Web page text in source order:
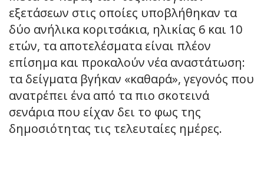
εξετάσεων στις οποίες υποβλήθηκαν τα
δύο ανήλικα κοριτσάκια, ηλικίας 6 και 10
ετών, τα αποτελέσματα είναι πλέον
επίσημα και προκαλούν νέα αναστάτωση:
τα δείγματα βγήκαν «καθαρά», γεγονός που
ανατρέπει ένα από τα πιο σκοτεινά
σενάρια που είχαν δει το φως της
δημοσιότητας τις τελευταίες ημέρες.